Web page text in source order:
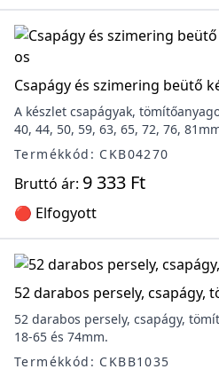
Csapágy és szimering beütő
A készlet csapágyak,
40, 44, 50, 59, 63, 65, 72, 76,
Termékkód: CKB04270
Bruttó ár: 9 333 Ft
🔴 Elfogyott
52 darabos persely, csapágy,
52 darabos persely, csapágy,
18-65 és 74mm.
Termékkód: CKBB1035